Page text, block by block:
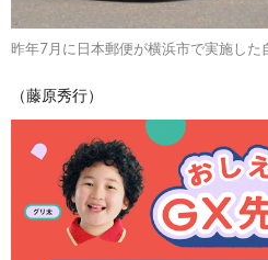
昨年7月に日本郵便が横浜市で実施した
（藤原秀行）